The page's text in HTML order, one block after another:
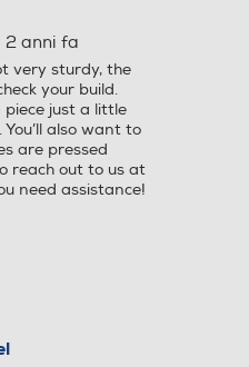
2 anni fa
very sturdy, the
your build.
piece just a little
also want to
are pressed
reach out to us at
need assistance!